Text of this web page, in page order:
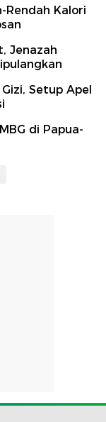
Rendah Kalori
Jenazah
Setup Apel
di Papua-